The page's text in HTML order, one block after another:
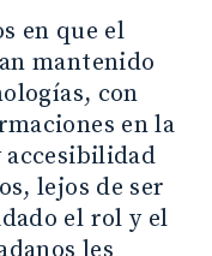
en que el
mantenido
con
en la
lejos de ser
el rol y el